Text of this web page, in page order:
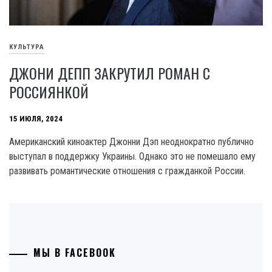
КУЛЬТУРА
ДЖОНИ ДЕПП ЗАКРУТИЛ РОМАН С
РОССИЯНКОЙ
15 ИЮЛЯ, 2024
Американский киноактер Джонни Дэп неоднократно публично
выступал в поддержку Украины. Однако это не помешало ему
развивать романтические отношения с гражданкой России.
МЫ В FACEBOOK